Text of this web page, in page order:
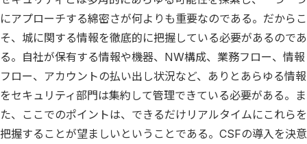
とができ、それをやってこそセキュリティ投資が最大化
にアプローチする綿密さが何よりも重要なのである。だからこ
そ、城に関する情報を徹底的に把握している必要があるのであ
る。自社が保有する情報や機器、NW構成、業務フロー、情報
フロー、アカウントの払い出し状況など、ありとあらゆる情報
をセキュリティ部門は集約して管理できている必要がある。ま
た、ここでのポイントは、できるだけリアルタイムにこれらを
把握することが望ましいということである。CSFの導入を決意